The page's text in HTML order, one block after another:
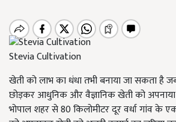
Stevia Cultivation
खेती को लाभ का धंधा तभी बनाया जा सकता है
छोड़कर आधुनिक और वैज्ञानिक खेती को
भोपाल शहर से 80 किलोमीटर दूर वर्धा गांव के